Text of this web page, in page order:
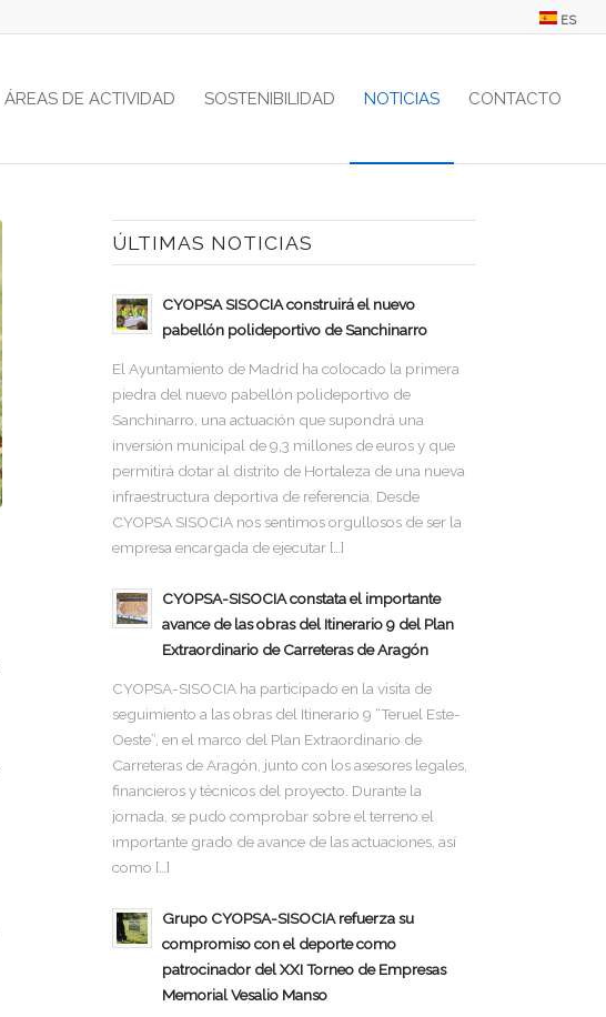
ES
ÁREAS DE ACTIVIDAD SOSTENIBILIDAD NOTICIAS CONTACTO
ÚLTIMAS NOTICIAS
CYOPSA SISOCIA construirá el nuevo
pabellón polideportivo de Sanchinarro
El Ayuntamiento de Madrid ha colocado la primera
piedra del nuevo pabellón polideportivo de
Sanchinarro, una actuación que supondrá una
inversión municipal de 9,3 millones de euros y que
permitirá dotar al distrito de Hortaleza de una nueva
infraestructura deportiva de referencia. Desde
CYOPSA SISOCIA nos sentimos orgullosos de ser la
empresa encargada de ejecutar […]
CYOPSA-SISOCIA constata el importante
avance de las obras del Itinerario 9 del Plan
Extraordinario de Carreteras de Aragón
CYOPSA-SISOCIA ha participado en la visita de
seguimiento a las obras del Itinerario 9 “Teruel Este-
Oeste”, en el marco del Plan Extraordinario de
Carreteras de Aragón, junto con los asesores legales,
financieros y técnicos del proyecto. Durante la
jornada, se pudo comprobar sobre el terreno el
importante grado de avance de las actuaciones, así
como […]
Grupo CYOPSA-SISOCIA refuerza su
compromiso con el deporte como
patrocinador del XXI Torneo de Empresas
Memorial Vesalio Manso